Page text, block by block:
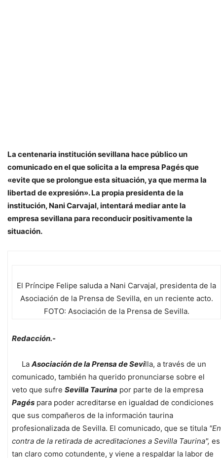
La centenaria institución sevillana hace público un
comunicado en el que solicita a la empresa Pagés que
«evite que se prolongue esta situación, ya que merma la
libertad de expresión». La propia presidenta de la
institución, Nani Carvajal, intentará mediar ante la
empresa sevillana para reconducir positivamente la
situación.
El Príncipe Felipe saluda a Nani Carvajal, presidenta de la
Asociación de la Prensa de Sevilla, en un reciente acto.
FOTO: Asociación de la Prensa de Sevilla.
Redacción.-
La Asociación de la Prensa de Sevilla, a través de un
comunicado, también ha querido pronunciarse sobre el
veto que sufre Sevilla Taurina por parte de la empresa
Pagés para poder acreditarse en igualdad de condiciones
que sus compañeros de la información taurina
profesionalizada de Sevilla. El comunicado, que se titula "En
contra de la retirada de acreditaciones a Sevilla Taurina", es
tan claro como cotundente, y viene a respaldar la labor de